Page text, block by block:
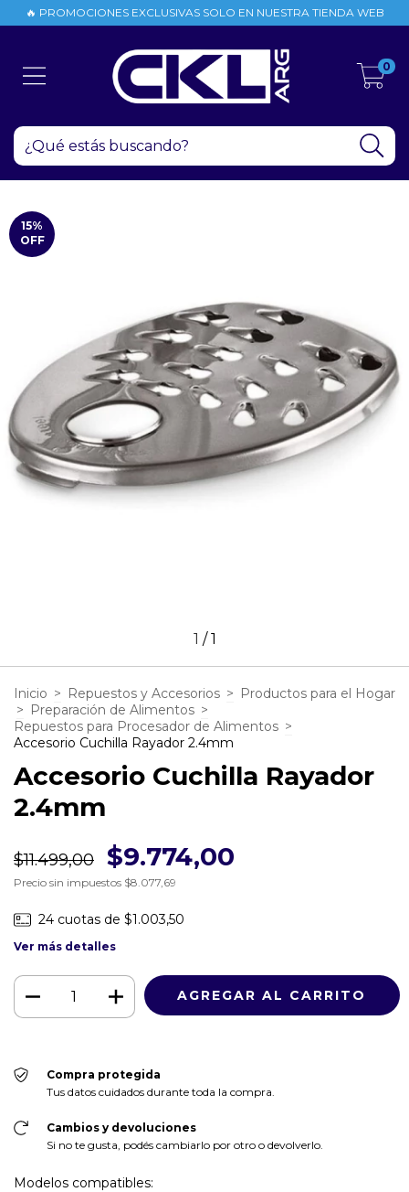
🔥 PROMOCIONES EXCLUSIVAS SOLO EN NUESTRA TIENDA WEB
0
15%
OFF
1 /1
Inicio > Repuestos y Accesorios > Productos para el Hogar
> Preparación de Alimentos >
Repuestos para Procesador de Alimentos >
Accesorio Cuchilla Rayador 2.4mm
Accesorio Cuchilla Rayador
2.4mm
$11.499,00 $9.774,00
Precio sin impuestos $8.077,69
24 cuotas de $1.003,50
Ver más detalles
Compra protegida
Tus datos cuidados durante toda la compra.
Cambios y devoluciones
Si no te gusta, podés cambiarlo por otro o devolverlo.
Modelos compatibles: